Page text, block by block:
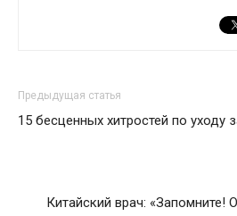
Предыдущая статья
15 бесценных хитростей по уходу
Китайский врач: «Запомните!